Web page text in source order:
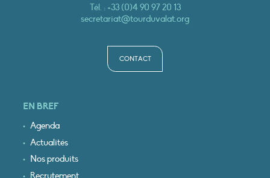
Tél. :+33 (0)4 90 97 20 13
secretariat@tourduvalat.org
CONTACT
EN BREF
Agenda
Actualités
Nos produits
Recrutement